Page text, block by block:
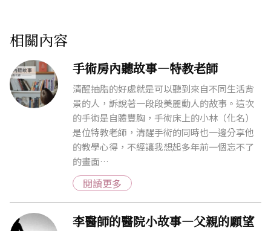
相關內容
手術房內聽故事—特教老師
清醒抽脂的好處就是可以聽到來自不同生活背
景的人，訴說著一段段美麗動人的故事。這次
的手術是自體豐胸，手術床上的小林（化名）
是位特教老師，清醒手術的同時也一邊分享他
的教學心得，不經讓我想起多年前一個忘不了
的畫面…
閱讀更多
李醫師的醫院小故事—父親的願望